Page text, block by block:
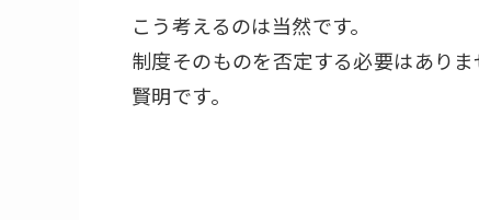
こう考えるのは当然です。
制度そのものを否定する必要はあり
賢明です。